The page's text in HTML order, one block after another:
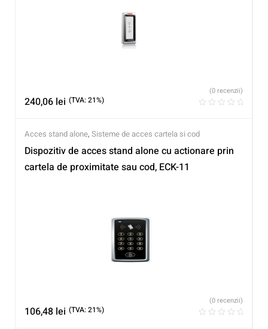
240,06 lei (TVA: 21%)
(0 recenzii)
Acces stand alone, Sisteme de acces cartela si cod
Dispozitiv de acces stand alone cu actionare prin
cartela de proximitate sau cod, ECK-11
106,48 lei (TVA: 21%)
(0 recenzii)